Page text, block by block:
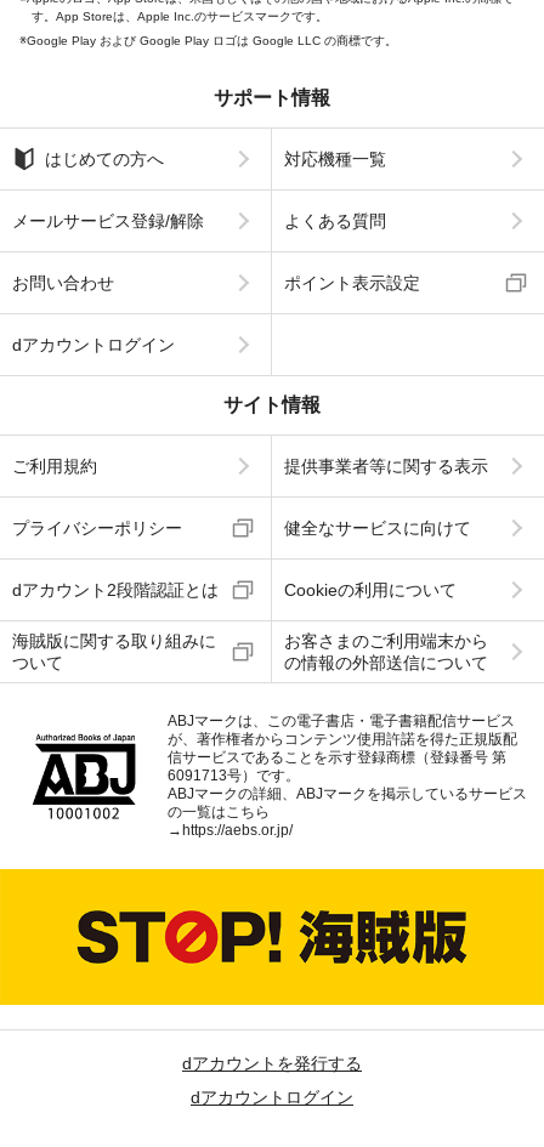
す。App Storeは、Apple Inc.のサービスマークです。
Google Play および Google Play ロゴは Google LLC の商標です。
サポート情報
はじめての方へ 対応機種一覧
メールサービス登録/解除 よくある質問
お問い合わせ ポイント表示設定
dアカウントログイン
サイト情報
ご利用規約 提供事業者等に関する表示
プライバシーポリシー 健全なサービスに向けて
dアカウント2段階認証とは Cookieの利用について
海賊版に関する取り組みに
ついて
お客さまのご利用端末から
の情報の外部送信について
ABJマークは、この電子書店・電子書籍配信サービス
が、著作権者からコンテンツ使用許諾を得た正規版配
信サービスであることを示す登録商標（登録番号 第
6091713号）です。
ABJマークの詳細、ABJマークを掲示しているサービス
の一覧はこちら
→ https://aebs.or.jp/
dアカウントを発行する
dアカウントログイン